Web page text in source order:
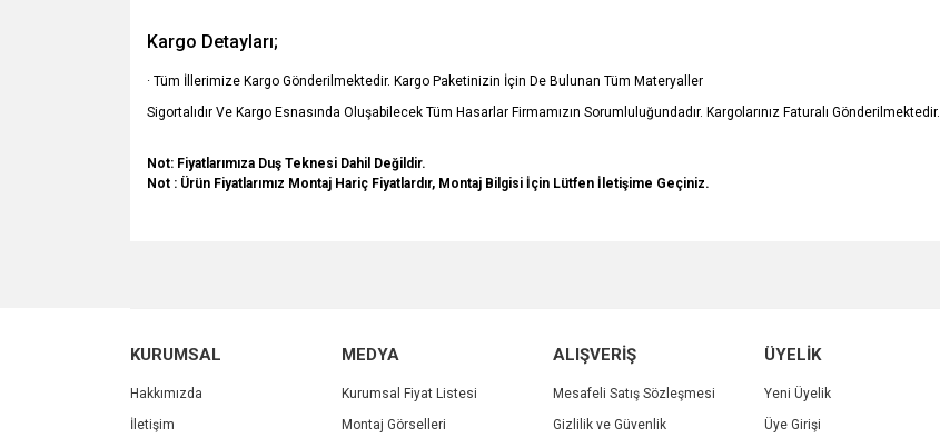
Kargo Detayları;
· Tüm İllerimize Kargo Gönderilmektedir. Kargo Paketinizin İçin De Bulunan Tüm Materyaller
Sigortalıdır Ve Kargo Esnasında Oluşabilecek Tüm Hasarlar Firmamızın Sorumluluğundadır. Kargolarınız Faturalı Gönderilmektedir.
Not: Fiyatlarımıza Duş Teknesi Dahil Değildir.
Not : Ürün Fiyatlarımız Montaj Hariç Fiyatlardır, Montaj Bilgisi İçin Lütfen İletişime Geçiniz.
Yorum Yaz
Ürün açıklamasında eksik bilgiler bulunuyor.
Ürün bilgilerinde hatalar bulunuyor.
Ürün fiyatı diğer sitelerden daha pahalı.
KURUMSAL
Hakkımızda
İletişim
MEDYA
Kurumsal Fiyat Listesi
Montaj Görselleri
ALIŞVERİŞ
Mesafeli Satış Sözleşmesi
Gizlilik ve Güvenlik
ÜYELİK
Yeni Üyelik
Üye Girişi